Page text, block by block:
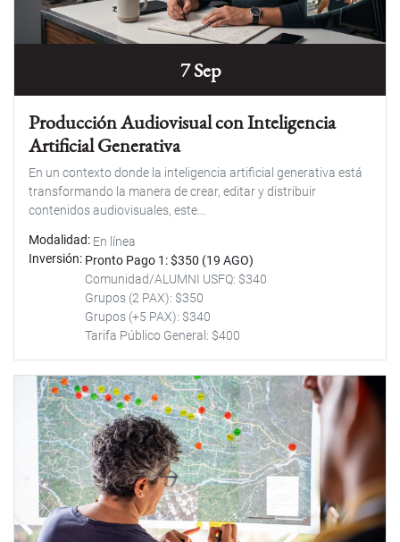
7 Sep
Producción Audiovisual con Inteligencia
Artificial Generativa
En un contexto donde la inteligencia artificial generativa está
transformando la manera de crear, editar y distribuir
contenidos audiovisuales, este...
Modalidad En línea
Inversión Pronto Pago 1: $350 (19 AGO)
Comunidad/ALUMNI USFQ: $340
Grupos (2 PAX): $350
Grupos (+5 PAX): $340
Tarifa Público General: $400